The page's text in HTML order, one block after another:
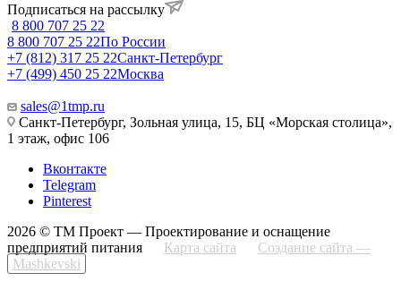
Подписаться на рассылку
8 800 707 25 22
8 800 707 25 22По России
+7 (812) 317 25 22Санкт-Петербург
+7 (499) 450 25 22Москва
sales@1tmp.ru
Санкт-Петербург, Зольная улица, 15, БЦ «Морская столица»,
1 этаж, офис 106
Вконтакте
Telegram
Pinterest
2026 © ТМ Проект — Проектирование и оснащение
предприятий питания
Карта сайта
Создание сайта —
Mashkevski